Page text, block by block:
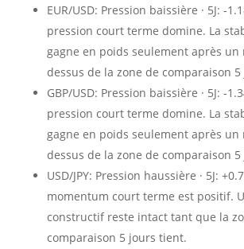
EUR/USD: Pression baissière · 5J: -
pression court terme domine. La
gagne en poids seulement après un
dessus de la zone de comparaison 5
GBP/USD: Pression baissière · 5J: -
pression court terme domine. La
gagne en poids seulement après un
dessus de la zone de comparaison 5
USD/JPY: Pression haussière · 5J:
momentum court terme est positif.
constructif reste intact tant que la
comparaison 5 jours tient.